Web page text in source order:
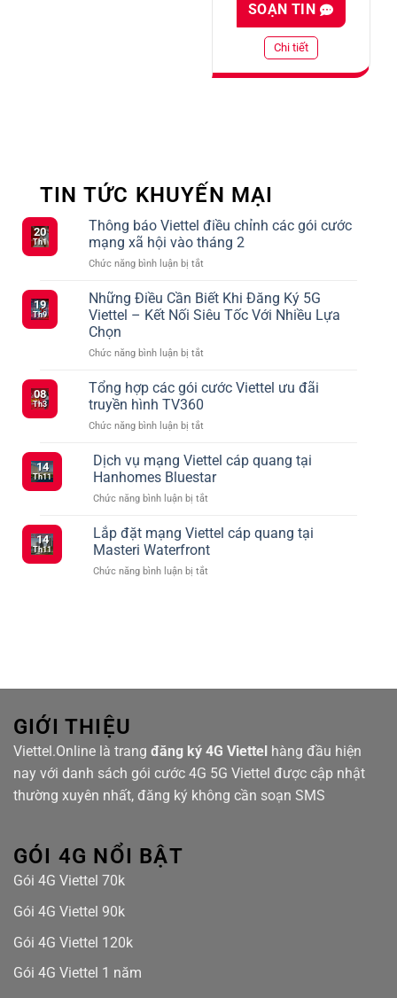
SOẠN TIN
Chi tiết
TIN TỨC KHUYẾN MẠI
20
Th1
Thông báo Viettel điều chỉnh các gói cước
mạng xã hội vào tháng 2
Chức năng bình luận bị tắt
báo
Viettel
điều
cước
hội
tháng
2
19
Th9
Những Điều Cần Biết Khi Đăng Ký 5G
Viettel – Kết Nối Siêu Tốc Với Nhiều Lựa
Chọn
Chức năng bình luận bị tắt
Điều
Khi
Ký
5G
–
Nối
Siêu
Với
08
Th3
Tổng hợp các gói cước Viettel ưu đãi
truyền hình TV360
Chức năng bình luận bị tắt
hợp
gói
cước
ưu
đãi
hình
14
Th11
Dịch vụ mạng Viettel cáp quang tại
Hanhomes Bluestar
Chức năng bình luận bị tắt
vụ
Viettel
cáp
14
Th11
Lắp đặt mạng Viettel cáp quang tại
Masteri Waterfront
Chức năng bình luận bị tắt
Masteri
GIỚI THIỆU
Viettel.Online là trang đăng ký 4G Viettel hàng đầu hiện
nay với danh sách gói cước 4G 5G Viettel được cập nhật
thường xuyên nhất, đăng ký không cần soạn SMS
GÓI 4G NỔI BẬT
Gói 4G Viettel 70k
Gói 4G Viettel 90k
Gói 4G Viettel 120k
Gói 4G Viettel 1 năm